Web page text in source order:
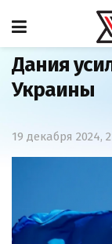
Главная
Дания
Украины
19 декабря 2024,